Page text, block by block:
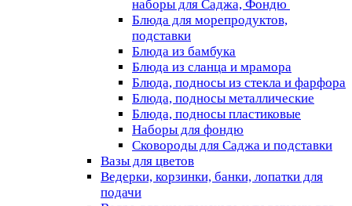
наборы для Саджа, Фондю
Блюда для морепродуктов,
подставки
Блюда из бамбука
Блюда из сланца и мрамора
Блюда, подносы из стекла и фарфора
Блюда, подносы металлические
Блюда, подносы пластиковые
Наборы для фондю
Сковороды для Саджа и подставки
Вазы для цветов
Ведерки, корзинки, банки, лопатки для
подачи